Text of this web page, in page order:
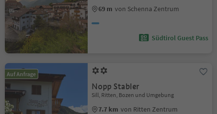
69 m von Schenna Zentrum
Südtirol Guest Pass
Auf Anfrage
Nopp Stabler
Sill, Ritten, Bozen und Umgebung
7.7 km von Ritten Zentrum